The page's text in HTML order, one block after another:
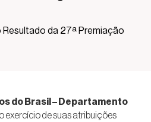
Resultado da 27ª Premiação
do Brasil – Departamento
exercício de suas atribuições